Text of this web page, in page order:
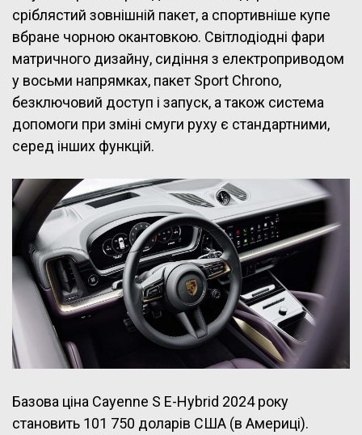
сріблястий зовнішній пакет, а спортивніше купе
вбране чорною окантовкою. Світлодіодні фари
матричного дизайну, сидіння з електроприводом
у восьми напрямках, пакет Sport Chrono,
безключовий доступ і запуск, а також система
допомоги при зміні смуги руху є стандартними,
серед інших функцій.
Базова ціна Cayenne S E-Hybrid 2024 року
становить 101 750 доларів США (в Америці).